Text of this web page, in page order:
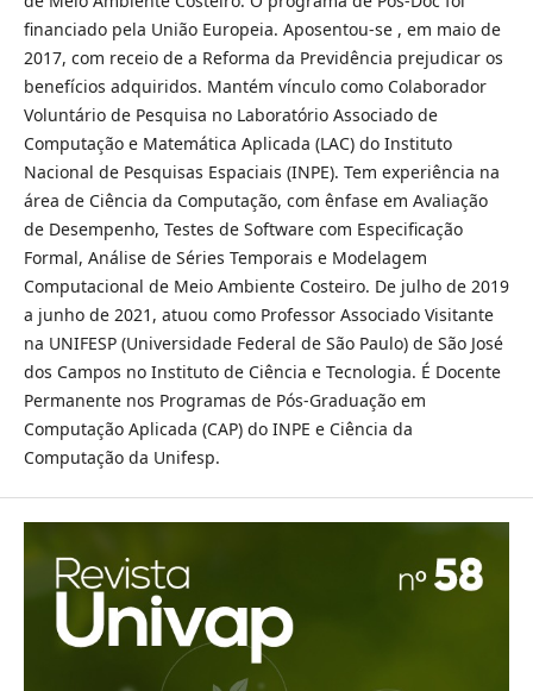
financiado pela União Europeia. Aposentou-se , em maio de
2017, com receio de a Reforma da Previdência prejudicar os
benefícios adquiridos. Mantém vínculo como Colaborador
Voluntário de Pesquisa no Laboratório Associado de
Computação e Matemática Aplicada (LAC) do Instituto
Nacional de Pesquisas Espaciais (INPE). Tem experiência na
área de Ciência da Computação, com ênfase em Avaliação
de Desempenho, Testes de Software com Especificação
Formal, Análise de Séries Temporais e Modelagem
Computacional de Meio Ambiente Costeiro. De julho de 2019
a junho de 2021, atuou como Professor Associado Visitante
na UNIFESP (Universidade Federal de São Paulo) de São José
dos Campos no Instituto de Ciência e Tecnologia. É Docente
Permanente nos Programas de Pós-Graduação em
Computação Aplicada (CAP) do INPE e Ciência da
Computação da Unifesp.